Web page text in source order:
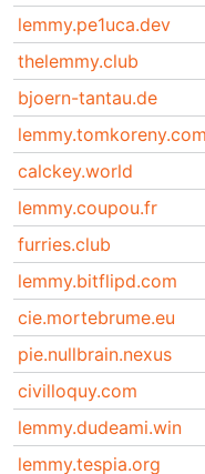
lemmy.pe1uca.dev
thelemmy.club
bjoern-tantau.de
lemmy.tomkoreny.com
calckey.world
lemmy.coupou.fr
furries.club
lemmy.bitflipd.com
cie.mortebrume.eu
pie.nullbrain.nexus
civilloquy.com
lemmy.dudeami.win
lemmy.tespia.org